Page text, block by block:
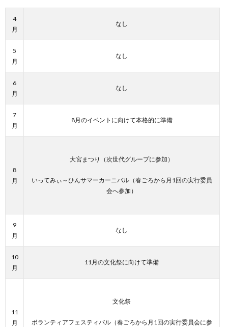
4
月
なし
5
月
なし
6
月
なし
7
月
8月のイベントに向けて本格的に準備
8
月
大宮まつり（次世代グループに参加）
いってみぃ～ひんサマーカーニバル（春ごろから月1回の実行委員
会へ参加）
9
月
なし
10
月
11月の文化祭に向けて準備
11
月
文化祭
ボランティアフェスティバル（春ごろから月1回の実行委員会に参